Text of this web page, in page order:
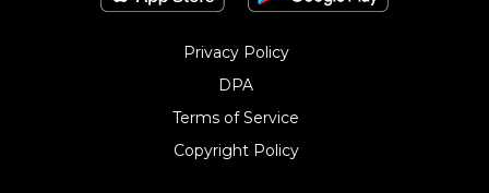
Privacy Policy
DPA
Terms of Service
Copyright Policy‎